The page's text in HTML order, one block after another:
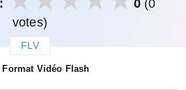
0(0
votes)
FLV
Vidéo Flash